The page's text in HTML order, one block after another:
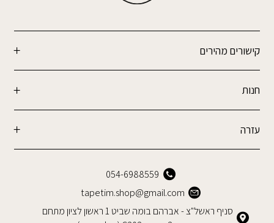
קישורים מהירים
חנות
עזרה
054-6988559
tapetim.shop@gmail.com
סניף ראשל"צ - אברהם בומה שביט 1 ראשון לציון מתחם